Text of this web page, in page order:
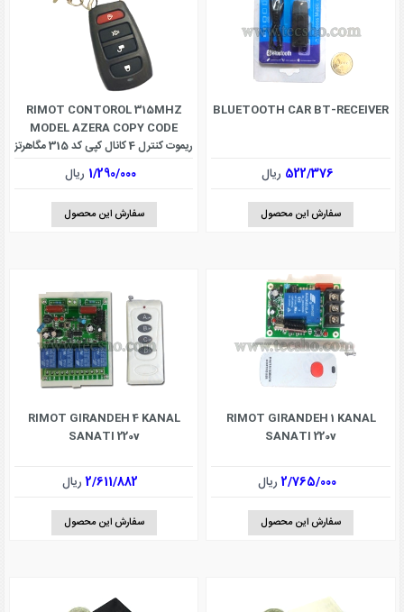
BLUETOOTH CAR BT-RECEIVER
522/376 ریال
سفارش این محصول
RIMOT CONTOROL 315MHZ
MODEL AZERA COPY CODE
ریموت کنترل 4 کانال کپی کد 315 مگاهرتز
مدل آزرایی
1/290/000 ریال
سفارش این محصول
RIMOT GIRANDEH 1 KANAL
SANATI 220v
2/765/000ریال
سفارش این محصول
RIMOT GIRANDEH 4 KANAL
SANATI 220v
2/611/882ریال
سفارش این محصول